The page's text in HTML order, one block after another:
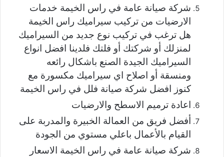
شركة صيانة عامة في راس الخيمة خدمات
الارضيات من تركيب سيراميك راس الخيمة
هل ترغب في تركيب نوع جديد من السيراميك
لمنزلك أو شركتك أو فلتك فلدينا افضل انواع
السيراميك الجيدة الصنع باشكال رائعه
ومنسقة أو اصلاح اي سيراميك مكسورة مع
كنوز افضل شركة صيانة فلل في راس الخيمة
اعادة ترميم الاسطح والارضيات
أفضل فريق من العمالة الخبيرة والمدربة على
القيام بالأعمال باعلي مستوي من الجودة
شركة صيانة عامة في راس الخيمة الاسعار